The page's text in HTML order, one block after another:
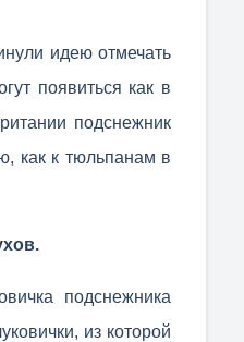
идею отмечать
появиться как в
подснежник
как к тюльпанам в
подснежника
из которой